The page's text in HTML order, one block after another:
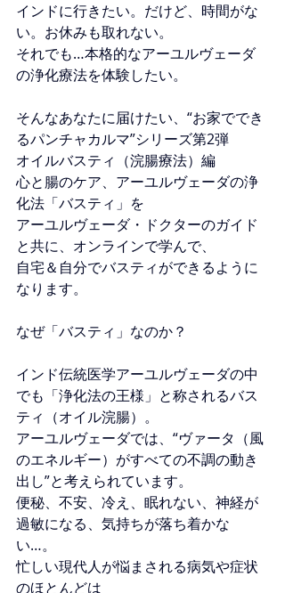
インドに行きたい。だけど、時間がな
い。お休みも取れない。
それでも…本格的なアーユルヴェーダ
の浄化療法を体験したい。
そんなあなたに届けたい、“お家ででき
るパンチャカルマ”シリーズ第2弾
オイルバスティ（浣腸療法）編
心と腸のケア、アーユルヴェーダの浄
化法「バスティ」を
アーユルヴェーダ・ドクターのガイド
と共に、オンラインで学んで、
自宅＆自分でバスティができるように
なります。
なぜ「バスティ」なのか？
インド伝統医学アーユルヴェーダの中
でも「浄化法の王様」と称されるバス
ティ（オイル浣腸）。
アーユルヴェーダでは、“ヴァータ（風
のエネルギー）がすべての不調の動き
出し”と考えられています。
便秘、不安、冷え、眠れない、神経が
過敏になる、気持ちが落ち着かな
い…。
忙しい現代人が悩まされる病気や症状
のほとんどは